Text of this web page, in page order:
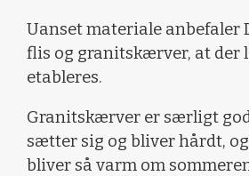
Uanset materiale anbefaler
flis og granitskærver, at der
etableres.
Granitskærver er særligt
sætter sig og bliver hårdt,
bliver så varm om